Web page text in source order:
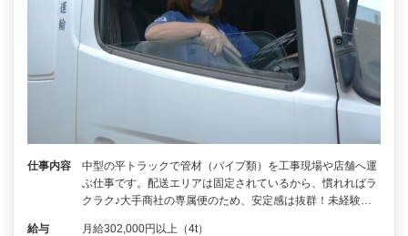
仕事内容
中型の平トラックで管材（パイプ類）を工事現場や店舗へ運
ぶ仕事です。配送エリアは固定されているから、慣れればラ
クラク♪大手商社の専属便のため、安定感は抜群！未経験…
給与 月給302,000円以上（4t）